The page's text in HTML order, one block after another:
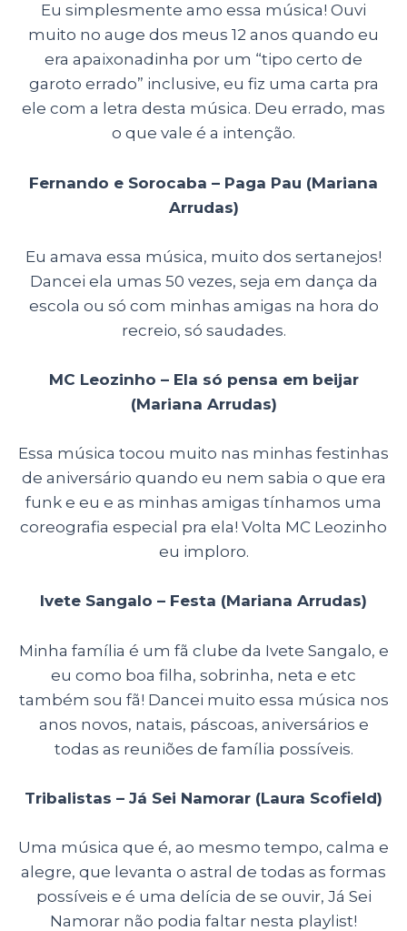
Eu simplesmente amo essa música! Ouvi
muito no auge dos meus 12 anos quando eu
era apaixonadinha por um “tipo certo de
garoto errado” inclusive, eu fiz uma carta pra
ele com a letra desta música. Deu errado, mas
o que vale é a intenção.
Fernando e Sorocaba – Paga Pau (Mariana
Arrudas)
Eu amava essa música, muito dos sertanejos!
Dancei ela umas 50 vezes, seja em dança da
escola ou só com minhas amigas na hora do
recreio, só saudades.
MC Leozinho – Ela só pensa em beijar
(Mariana Arrudas)
Essa música tocou muito nas minhas festinhas
de aniversário quando eu nem sabia o que era
funk e eu e as minhas amigas tínhamos uma
coreografia especial pra ela! Volta MC Leozinho
eu imploro.
Ivete Sangalo – Festa (Mariana Arrudas)
Minha família é um fã clube da Ivete Sangalo, e
eu como boa filha, sobrinha, neta e etc
também sou fã! Dancei muito essa música nos
anos novos, natais, páscoas, aniversários e
todas as reuniões de família possíveis.
Tribalistas – Já Sei Namorar (Laura Scofield)
Uma música que é, ao mesmo tempo, calma e
alegre, que levanta o astral de todas as formas
possíveis e é uma delícia de se ouvir, Já Sei
Namorar não podia faltar nesta playlist!